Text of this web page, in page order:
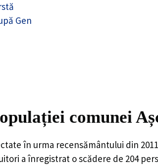
Gen
comunei
în urma recensământului din
a înregistrat oscădere de 204